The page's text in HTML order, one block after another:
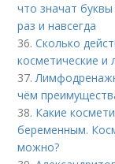
что значат
раз и навсегда
36.Сколько
косметические и
37.
чём
38. Какие
беременным.
можно?